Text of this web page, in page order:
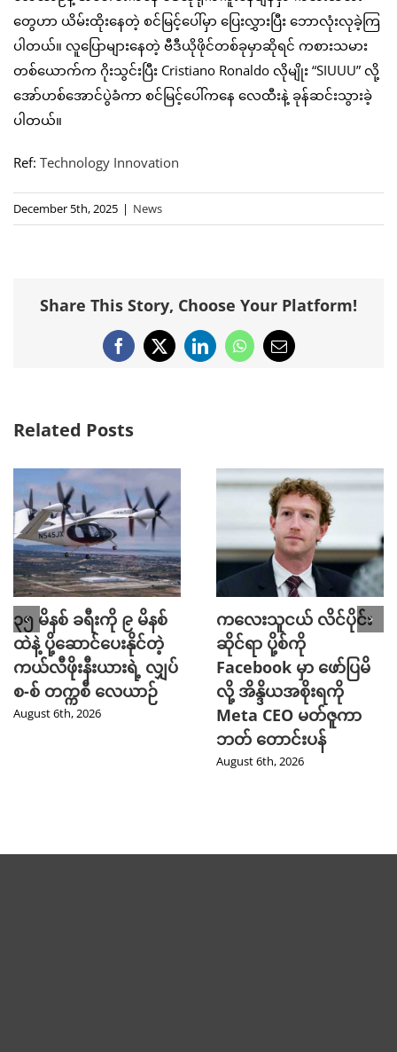
တွေဟာ ယိမ်းထိုးနေတဲ့ စင်မြင့်ပေါ်မှာ ပြေးလွှားပြီး ဘောလုံးလုခဲ့ကြ
ပါတယ်။ လူပြောများနေတဲ့ ဗီဒီယိုဖိုင်တစ်ခုမှာဆိုရင် ကစားသမား
တစ်ယောက်က ဂိုးသွင်းပြီး Cristiano Ronaldo လိုမျိုး “SIUUU” လို့
အော်ဟစ်အောင်ပွဲခံကာ စင်မြင့်ပေါ်ကနေ လေထီးနဲ့ ခုန်ဆင်းသွားခဲ့
ပါတယ်။
Ref: Technology Innovation
December 5th, 2025 | News
Share This Story, Choose Your Platform!
Facebook
X LinkedInWhatsApp
Email
Related Posts
၃၅ မိနစ် ခရီးကို ၉ မိနစ်
ထဲနဲ့ ပို့ဆောင်ပေးနိုင်တဲ့
ကယ်လီဖိုးနီးယားရဲ့ လျှပ်
စ-စ် တက္ကစီ လေယာဉ်
August 6th, 2026
ကလေးသူငယ် လိင်ပိုင်း
ဆိုင်ရာ ပို့စ်ကို
Facebook မှာ ဖော်ပြမိ
လို့ အိန္ဒိယအစိုးရကို
Meta CEO မတ်ဇူကာ
ဘတ် တောင်းပန်
August 6th, 2026